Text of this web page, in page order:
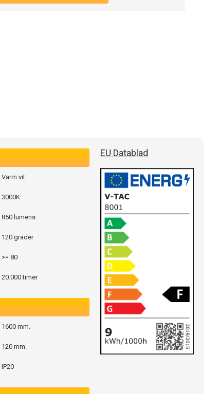
Varm vit
3000K
850 lumens
120 grader
>= 80
20.000 timer
1600 mm.
120 mm.
IP20
EU Datablad